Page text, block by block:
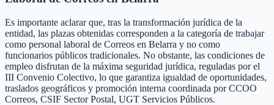
Es importante aclarar que, tras la transformación jurídica de la
entidad, las plazas obtenidas corresponden a la categoría de trabajar
como personal laboral de Correos en Belarra y no como
funcionarios públicos tradicionales. No obstante, las condiciones de
empleo disfrutan de la máxima seguridad jurídica, reguladas por el
III Convenio Colectivo, lo que garantiza igualdad de oportunidades,
traslados geográficos y promoción interna coordinada por CCOO
Correos, CSIF Sector Postal, UGT Servicios Públicos.